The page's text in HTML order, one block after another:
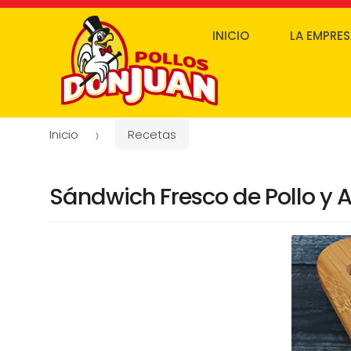
INICIO LA
Inicio Recetas
Sándwich Fresco de Pollo y